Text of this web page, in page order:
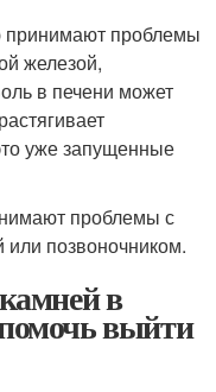
проблемы
железой,
в печени может
уже запущенные
проблемы с
позвоночником.
в
выйти